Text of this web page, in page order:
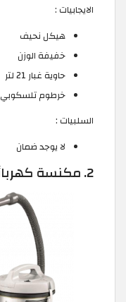
الايجابيات :
هيكل نحيف
خفيفة الوزن
حاوية غبار 21 لتر
خرطوم تلسكوبي
السلبيات :
لا يوجد ضمان
2. مكنسة كهربائية Hitachi 1800 واط: